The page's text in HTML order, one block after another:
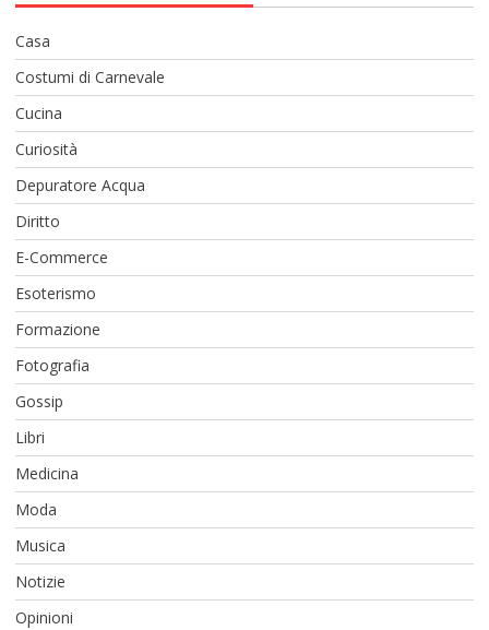
Casa
Costumi di Carnevale
Cucina
Curiosità
Depuratore Acqua
Diritto
E-Commerce
Esoterismo
Formazione
Fotografia
Gossip
Libri
Medicina
Moda
Musica
Notizie
Opinioni